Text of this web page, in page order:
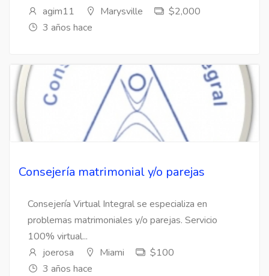
agim11
Marysville
$2,000
3 años hace
Consejería matrimonial y/o parejas
Consejería Virtual Integral se especializa en
problemas matrimoniales y/o parejas. Servicio
100% virtual...
joerosa
Miami
$100
3 años hace